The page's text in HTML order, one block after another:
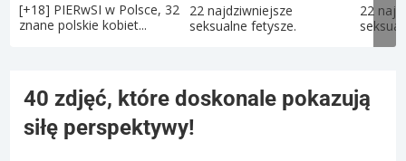
[+18] PIERwSI w Polsce, 32
znane polskie kobiet...
22 najdziwniejsze
seksualne fetysze.
22
40 zdjęć, które doskonale pokazują
siłę perspektywy!